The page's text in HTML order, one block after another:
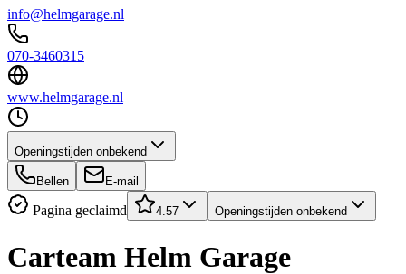
info@helmgarage.nl
070-3460315
www.helmgarage.nl
Openingstijden onbekend
Bellen E-mail
Pagina geclaimd 4.57 Openingstijden onbekend
Carteam Helm Garage